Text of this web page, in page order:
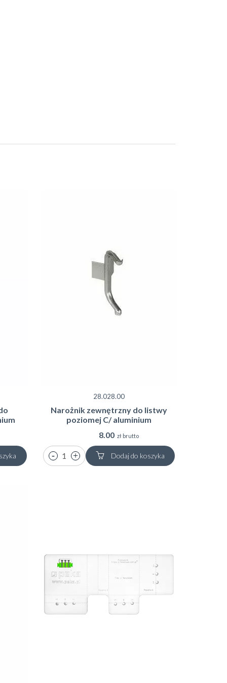
28.028.00
Narożnik zewnętrzny do listwy
poziomej C/ aluminium
8.00 zł brutto
Dodaj do koszyka